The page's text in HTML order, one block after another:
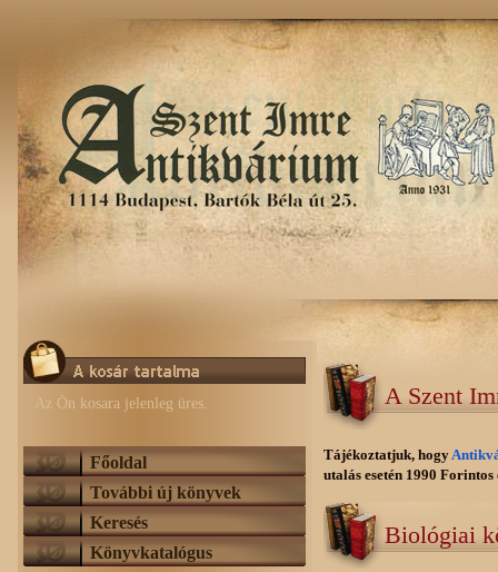
Az Ön kosara jelenleg üres.
Főoldal
További új könyvek
Keresés
Könyvkatalógus
A Szent
Tájékoztatjuk, hogy
utalás esetén 1990
Biológiai